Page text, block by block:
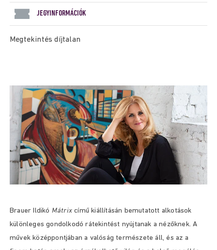
JEGYINFORMÁCIÓK
Megtekintés díjtalan
Brauer Ildikó Mátrix című kiállításán bemutatott alkotások
különleges gondolkodó rátekintést nyújtanak a nézőknek. A
művek középpontjában a valóság természete áll, és az a